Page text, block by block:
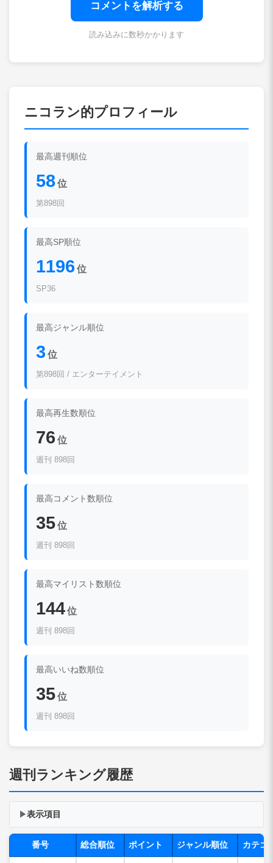
コメントを解析する
読み込みに数秒かかります
ニコラン的プロフィール
最高週刊順位
58位
第898回
最高SP順位
1196 位
SP36
最高ジャンル順位
3 位
第898回 / エンターテイメント
最高再生数順位
76 位
週刊 898回
最高コメント数順位
35位
週刊 898回
最高マイリスト数順位
144位
週刊 898回
最高いいね数順位
35位
週刊 898回
週刊ランキング履歴
▶表示項目
番号 総合順位 ポイント ジャンル順位 カテゴ